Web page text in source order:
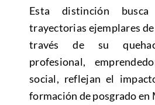
Esta distinción
trayectorias ejemplares de
través de su
profesional,
social, reflejan el
formación de posgrado en